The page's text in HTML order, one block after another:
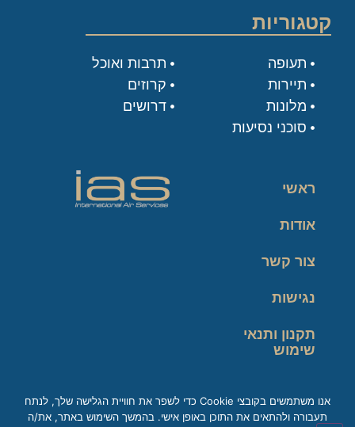
קטגוריות
תעופה
תיירות
מלונות
סוכני נסיעות
תרבות ואוכל
קרוזים
דרושים
ראשי
אודות
צור קשר
נגישות
תקנון ותנאי
שימוש
זכות עיון במידע
אנו משתמשים בקובצי Cookie כדי לשפר את חוויית הגלישה שלך, לנתח
תעבורה ולהתאים את התוכן באופן אישי. בהמשך השימוש באתר, את/ה